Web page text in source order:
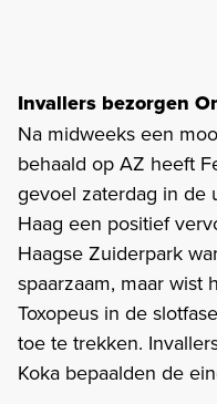
Invallers bezorgen
Na midweeks een
behaald op AZ heeft
gevoel zaterdag in de
Haag een positief
Haagse Zuiderpark
spaarzaam, maar wist
Toxopeus in de
toe te trekken.
Koka bepaalden de